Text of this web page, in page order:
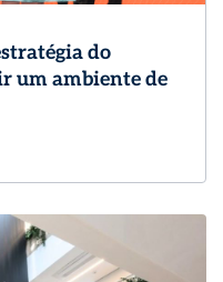
do
um ambiente de